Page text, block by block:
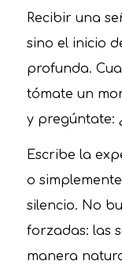
Recibir una
sino el inicio
profunda.
tómate un
y pregúntate:
Escribe la
o
silencio. No
forzadas: las
manera